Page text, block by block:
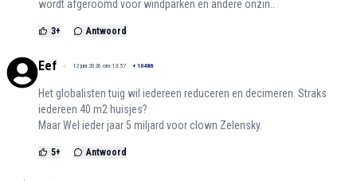
wordt afgeroomd voor windparken en andere onzin..
3+ Antwoord
Eef 12 juni 2026 om 13:57 + 10486
Het globalisten tuig wil iedereen reduceren en decimeren. Straks
iedereen 40 m2 huisjes?
Maar Wel ieder jaar 5 miljard voor clown Zelensky.
5+ Antwoord